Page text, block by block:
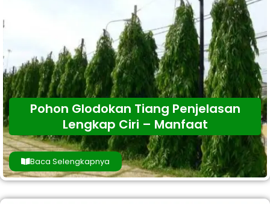
Pohon Glodokan Tiang Penjelasan
Lengkap Ciri – Manfaat
Baca Selengkapnya